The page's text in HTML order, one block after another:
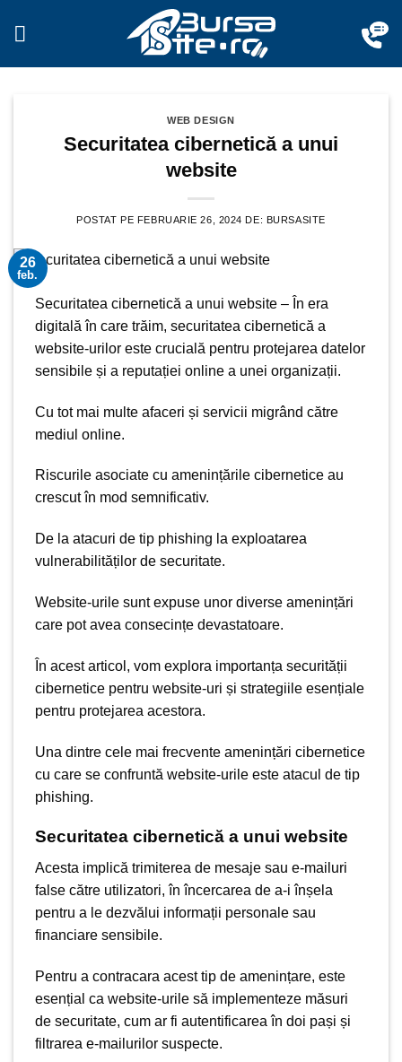
WEB DESIGN
Securitatea cibernetică a unui
website
POSTAT PE FEBRUARIE 26, 2024 DE: BURSASITE
26
feb.
Securitatea cibernetică a unui website – În era
digitală în care trăim, securitatea cibernetică a
website-urilor este crucială pentru protejarea datelor
sensibile și a reputației online a unei organizații.
Cu tot mai multe afaceri și servicii migrând către
mediul online.
Riscurile asociate cu amenințările cibernetice au
crescut în mod semnificativ.
De la atacuri de tip phishing la exploatarea
vulnerabilităților de securitate.
Website-urile sunt expuse unor diverse amenințări
care pot avea consecințe devastatoare.
În acest articol, vom explora importanța securității
cibernetice pentru website-uri și strategiile esențiale
pentru protejarea acestora.
Una dintre cele mai frecvente amenințări cibernetice
cu care se confruntă website-urile este atacul de tip
phishing.
Securitatea cibernetică a unui website
Acesta implică trimiterea de mesaje sau e-mailuri
false către utilizatori,în încercarea de a-i înșela
pentru a le dezvălui informații personale sau
financiare sensibile.
Pentru a contracara acest tip de amenințare, este
esențial ca website-urile să implementeze măsuri
de securitate, cum ar fi autentificarea în doi pași și
filtrarea e-mailurilor suspecte.